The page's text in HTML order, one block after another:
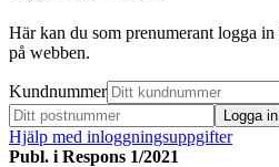
Här kan du som prenumerant logga
på webben.
Kundnummer
Hjälp med inloggningsuppgifter
Publ. i Respons 1/2021